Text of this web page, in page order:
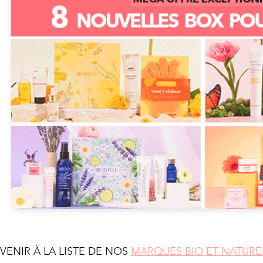
À LA LISTE DE NOS MARQUES BIO ET